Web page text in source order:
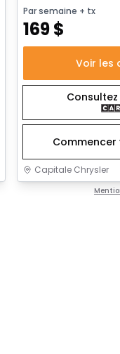
Par semaine + tx
169$
Voir les
Capitale Chrysler